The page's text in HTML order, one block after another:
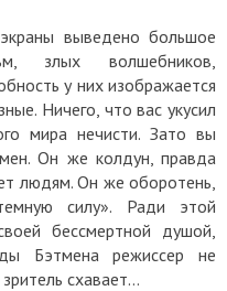
выведено большое
злых волшебников,
у них изображается
Ничего, что вас укусил
мира нечисти. Зато вы
Он же колдун, правда
людям. Он же оборотень,
силу». Ради этой
бессмертной душой,
Бэтмена режиссер не
схавает…